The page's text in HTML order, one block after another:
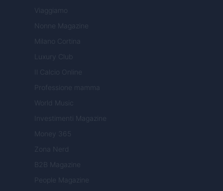
Viaggiamo
Nonne Magazine
Milano Cortina
Luxury Club
Il Calcio Online
Professione mamma
World Music
Investimenti Magazine
Money 365
Zona Nerd
B2B Magazine
People Magazine